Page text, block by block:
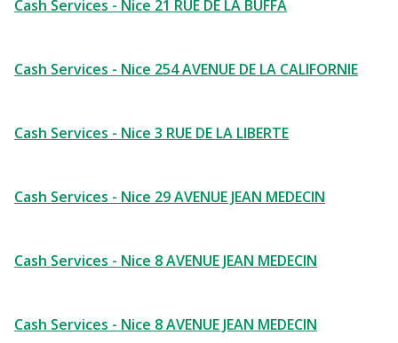
Cash Services - Nice 21 RUE DE LA BUFFA
Cash Services - Nice 254 AVENUE DE LA CALIFORNIE
Cash Services - Nice 3 RUE DE LA LIBERTE
Cash Services - Nice 29 AVENUE JEAN MEDECIN
Cash Services - Nice 8 AVENUE JEAN MEDECIN
Cash Services - Nice 8 AVENUE JEAN MEDECIN